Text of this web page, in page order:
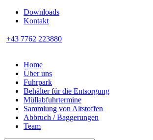
Downloads
Kontakt
+43 7762 223880
Home
Über uns
Fuhrpark
Behälter für die Entsorgung
Müllabfuhrtermine
Sammlung von Altstoffen
Abbruch / Baggerungen
Team